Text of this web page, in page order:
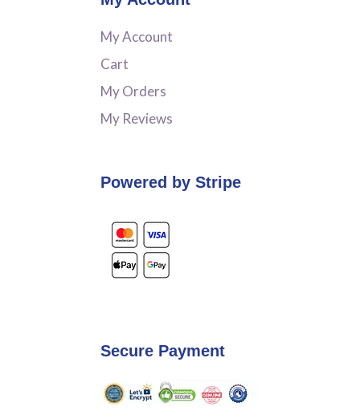
My Account
Cart
My Orders
My Reviews
Powered by Stripe
Secure Payment